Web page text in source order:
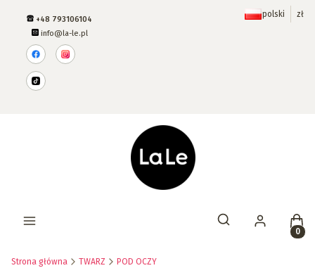
+48 793106104
info@la-le.pl
polski zł
Otwórz
Strona główna TWARZ POD OCZY